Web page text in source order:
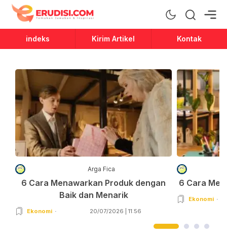
Erudisi
Temukan Jawaban dan Inspirasi
indeks Kirim Artikel Kontak
Arga Fica
6 Cara Menawarkan Produk dengan
Baik dan Menarik
Ekonomi 20/07/2026 | 11:56
6 Cara
Ekonomi